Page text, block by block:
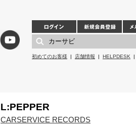
初めてのお客様 | 店舗情報 | HELPDESK |
L:PEPPER
CARSERVICE RECORDS